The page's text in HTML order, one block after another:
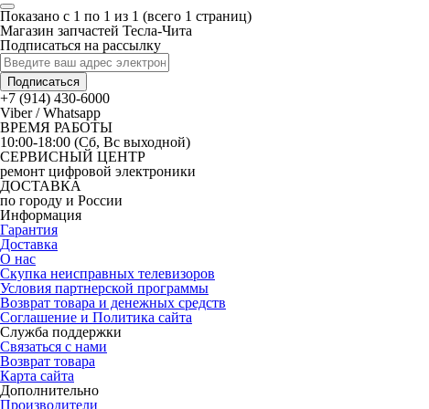
Показано с 1 по 1 из 1 (всего 1 страниц)
Магазин запчастей Тесла-Чита
Подписаться на рассылку
Подписаться
+7 (914) 430-6000
Viber / Whatsapp
ВРЕМЯ РАБОТЫ
10:00-18:00 (Сб, Вс выходной)
СЕРВИСНЫЙ ЦЕНТР
ремонт цифровой электроники
ДОСТАВКА
по городу и России
Информация
Гарантия
Доставка
О нас
Скупка неисправных телевизоров
Условия партнерской программы
Возврат товара и денежных средств
Соглашение и Политика сайта
Служба поддержки
Связаться с нами
Возврат товара
Карта сайта
Дополнительно
Производители